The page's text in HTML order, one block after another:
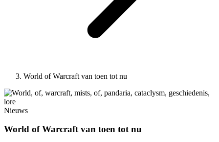
World of Warcraft van toen tot nu
Nieuws
World of Warcraft van toen tot nu